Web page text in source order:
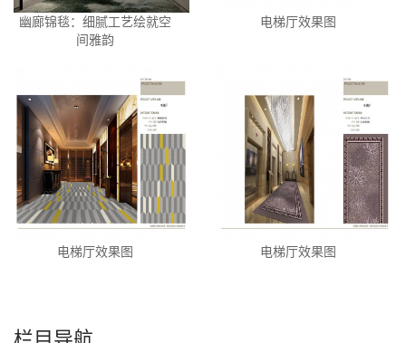
幽廊锦毯：细腻工艺绘就空
间雅韵
电梯厅效果图
电梯厅效果图 电梯厅效果图